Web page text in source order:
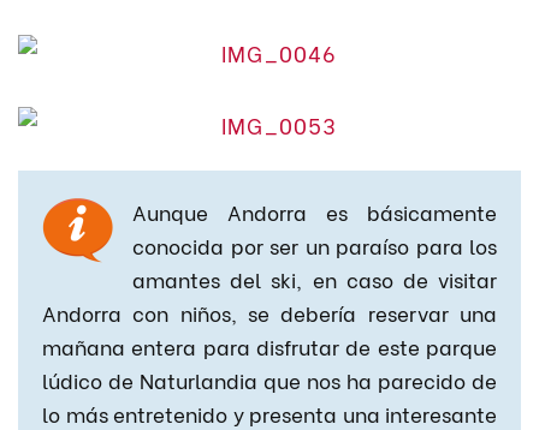
Aunque Andorra es básicamente
conocida por ser un paraíso para los
amantes del ski, en caso de visitar
Andorra con niños, se debería reservar una
mañana entera para disfrutar de este parque
lúdico de Naturlandia que nos ha parecido de
lo más entretenido y presenta una interesante